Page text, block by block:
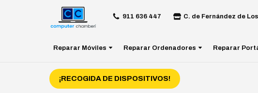
911 636 447 C. de Fernández de
Reparar Móviles Reparar Ordenadores Reparar
¡RECOGIDA DE DISPOSITIVOS!